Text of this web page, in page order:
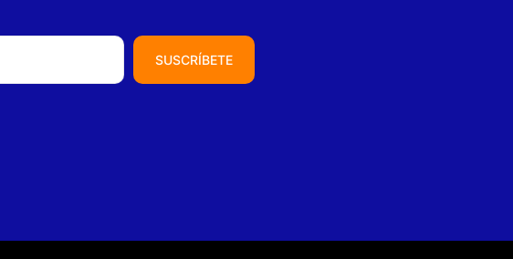
SUSCRÍBETE